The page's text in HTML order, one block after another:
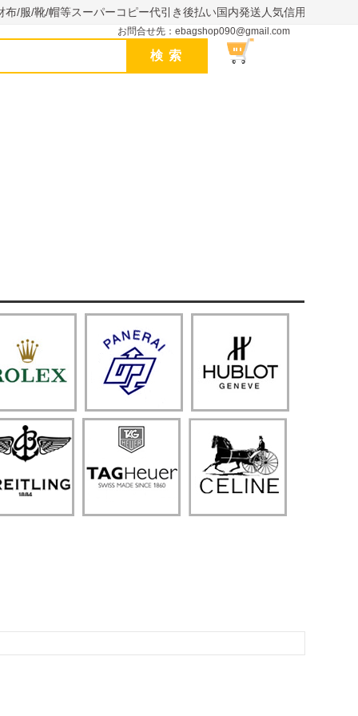
/服/靴/帽等スーパーコピー代引き後払い国内発送人気信用できるサ
お問合せ先：ebagshop090@gmail.com